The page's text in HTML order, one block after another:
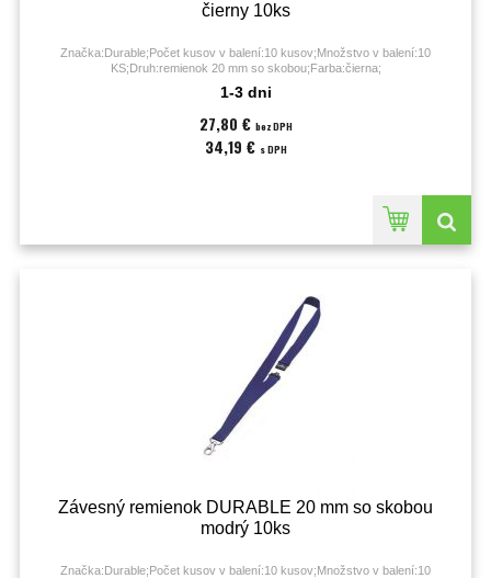
čierny 10ks
Značka:Durable;Počet kusov v balení:10 kusov;Množstvo v balení:10
KS;Druh:remienok 20 mm so skobou;Farba:čierna;
1-3 dni
27,80 € bez DPH
34,19 € s DPH
Závesný remienok DURABLE 20 mm so skobou
modrý 10ks
Značka:Durable;Počet kusov v balení:10 kusov;Množstvo v balení:10